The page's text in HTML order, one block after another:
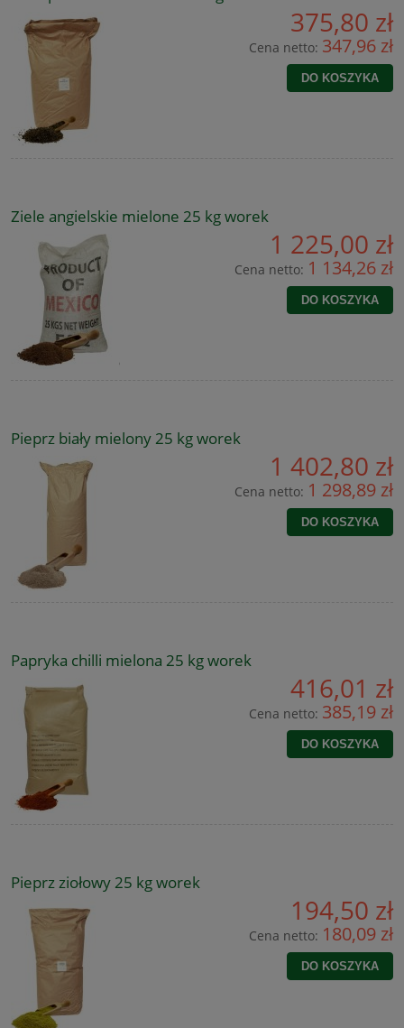
375,80 zł
Cena netto: 347,96 zł
DO KOSZYKA
Ziele angielskie mielone 25 kg worek
1 225,00 zł
Cena netto: 1 134,26 zł
DO KOSZYKA
Pieprz biały mielony 25 kg worek
1 402,80 zł
Cena netto: 1 298,89 zł
DO KOSZYKA
Papryka chilli mielona 25 kg worek
416,01 zł
Cena netto: 385,19 zł
DO KOSZYKA
Pieprz ziołowy 25 kg worek
194,50 zł
Cena netto: 180,09 zł
DO KOSZYKA